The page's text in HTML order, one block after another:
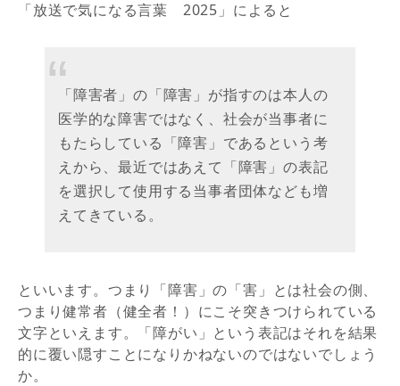
「放送で気になる言葉 2025」によると
「障害者」の「障害」が指すのは本人の
医学的な障害ではなく、社会が当事者に
もたらしている「障害」であるという考
えから、最近ではあえて「障害」の表記
を選択して使用する当事者団体なども増
えてきている。
といいます。つまり「障害」の「害」とは社会の側、
つまり健常者（健全者！）にこそ突きつけられている
文字といえます。「障がい」という表記はそれを結果
的に覆い隠すことになりかねないのではないでしょう
か。